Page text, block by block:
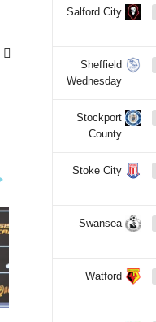
Salford City
Sheffield
Wednesday
Stockport
County
Stoke City
Swansea
Watford